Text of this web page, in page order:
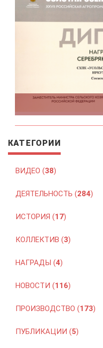
КАТЕГОРИИ
ВИДЕО (38)
ДЕЯТЕЛЬНОСТЬ (284)
ИСТОРИЯ (17)
КОЛЛЕКТИВ (3)
НАГРАДЫ (4)
НОВОСТИ (116)
ПРОИЗВОДСТВО (173)
ПУБЛИКАЦИИ (5)